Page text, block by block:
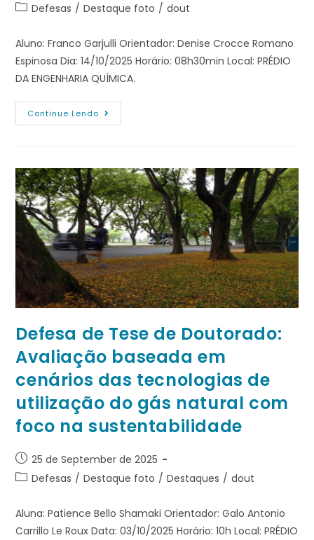
Defesas / Destaque foto / dout
Aluno: Franco Garjulli Orientador: Denise Crocce Romano
Espinosa Dia: 14/10/2025 Horário: 08h30min Local: PRÉDIO
DA ENGENHARIA QUÍMICA.
Continue Lendo
Defesa de Tese de Doutorado:
Avaliação baseada em
cenários das tecnologias de
utilização do gás natural com
foco na sustentabilidade
25 de September de 2025
Defesas / Destaque foto / Destaques / dout
Aluna: Patience Bello Shamaki Orientador: Galo Antonio
Carrillo Le Roux Data: 03/10/2025 Horário: 10h Local: PRÉDIO